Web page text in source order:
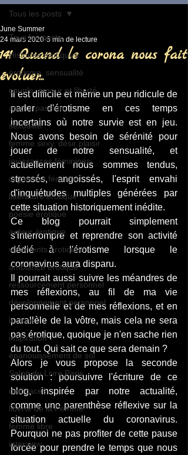
Tous les posts
Histoires érotiques
érotisme, sensualité
couple, amour et liberté
amour passion,
sexualité
femme sexy, désir plaisir
jouissances féminines
orgasmes féminins
littérature érotique
poésie érotique
auteur érotique
vêtements érotiques
ambiance érotique
ressourcement personnel
développement personnel
lecture
inspiration
épanouissement de soi
Salon du Livre Paris
dédicaces
liberté de la Femme
femme libre
interview
Tous les posts
141 Quand le corona nous fait
évoluer...
June Summer
24 mars 2020 5 min de lecture
Il est difficile et même un peu ridicule de
parler d'érotisme en ces temps
incertains où notre survie est en jeu.
Nous avons besoin de sérénité pour
jouer de notre sensualité, et
actuellement nous sommes tendus,
stressés, angoissés, l'esprit envahi
d'inquiétudes multiples générées par
cette situation historiquement inédite.
Ce blog pourrait simplement
s'interrompre et reprendre son activité
dédié à l'érotisme lorsque le
coronavirus aura disparu.
Il pourrait aussi suivre les méandres de
mes réflexions, au fil de ma vie
personnelle et de mes réflexions, et en
parallèle de la vôtre, mais cela ne sera
pas érotique, quoique je n'en sache rien
du tout. Qui sait ce que sera demain ?
Alors je vous propose la seconde
solution : poursuivre l'écriture de ce
blog, inspirée par notre actualité,
comme une parenthèse réflexive sur la
situation actuelle du coronavirus.
Pourquoi ne pas profiter de cette pause
forcée pour prendre le temps que nous